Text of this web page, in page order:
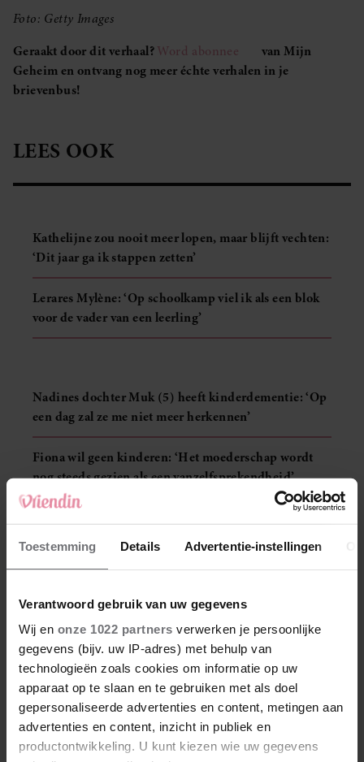
Toestemming Details Advertentie-instellingen
Verantwoord gebruik van uw gegevens
Wij en onze 1022 partners verwerken je persoonlijke
gegevens (bijv. uw IP-adres) met behulp van
technologieën zoals cookies om informatie op uw
apparaat op te slaan en te gebruiken met als doel
gepersonaliseerde advertenties en content, metingen aan
advertenties en content, inzicht in publiek en
productontwikkeling. U kunt kiezen wie uw gegevens
Foto: Getty Images
Geraakt door dit verhaal?Word abonnee
van Mijn
Geheim en ontvang nog meer échte verhalen in je
brievenbus!
LEES OOK
Kathelijne zou nooit meer lopen, maar blijft vechten:
‘Dit jaar ga ik stappen zetten’
Lerares Mylène: ‘Op schoolkamp viel ik als een blok
voor de vader van een leerling’
Nadines dochter Muk (5) heeft kinderdementie: ‘Op
een dag zal ze me niet meer herkennen’
Fiona wil geen kinderen: ‘Het moederschap wordt
nog steeds gezien als een vanzelfsprekendheid’